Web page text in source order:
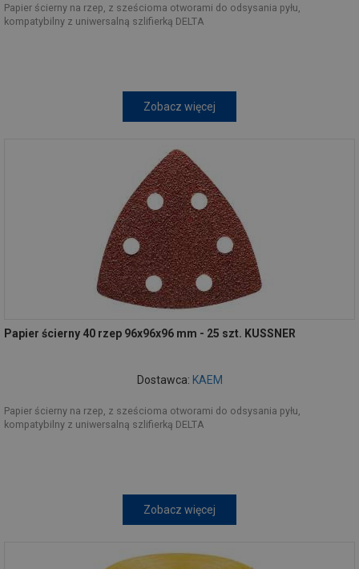
Papier ścierny na rzep, z sześcioma otworami do odsysania pyłu,
kompatybilny z uniwersalną szlifierką DELTA
Zobacz więcej
Papier ścierny 40 rzep 96x96x96 mm - 25 szt. KUSSNER
Dostawca: KAEM
Papier ścierny na rzep, z sześcioma otworami do odsysania pyłu,
kompatybilny z uniwersalną szlifierką DELTA
Zobacz więcej